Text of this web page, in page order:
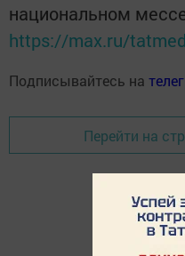
национальном
https://max.ru/
Подписывайтесь на
Перейти на